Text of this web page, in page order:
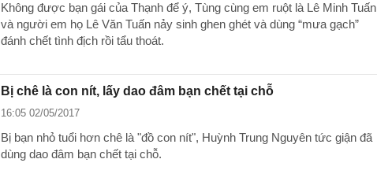
Không được bạn gái của Thạnh để ý, Tùng cùng em ruột là Lê Minh Tuấn
và người em họ Lê Văn Tuấn nảy sinh ghen ghét và dùng “mưa gạch”
đánh chết tình địch rồi tẩu thoát.
Bị chê là con nít, lấy dao đâm bạn chết tại chỗ
16:05 02/05/2017
Bị bạn nhỏ tuổi hơn chê là "đồ con nít", Huỳnh Trung Nguyên tức giận đã
dùng dao đâm bạn chết tại chỗ.